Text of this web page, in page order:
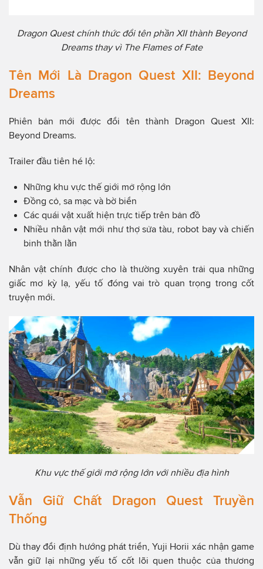
Dragon Quest chính thức đổi tên phần XII thành Beyond
Dreams thay vì The Flames of Fate
Tên Mới Là Dragon Quest XII: Beyond
Dreams
Phiên bản mới được đổi tên thành Dragon Quest XII:
Beyond Dreams.
Trailer đầu tiên hé lộ:
Những khu vực thế giới mở rộng lớn
Đồng cỏ, sa mạc và bờ biển
Các quái vật xuất hiện trực tiếp trên bản đồ
Nhiều nhân vật mới như thợ sửa tàu, robot bay và chiến
binh thằn lằn
Nhân vật chính được cho là thường xuyên trải qua những
giấc mơ kỳ lạ, yếu tố đóng vai trò quan trọng trong cốt
truyện mới.
Khu vực thế giới mở rộng lớn với nhiều địa hình
Vẫn Giữ Chất Dragon Quest Truyền
Thống
Dù thay đổi định hướng phát triển, Yuji Horii xác nhận game
vẫn giữ lại những yếu tố cốt lõi quen thuộc của thương